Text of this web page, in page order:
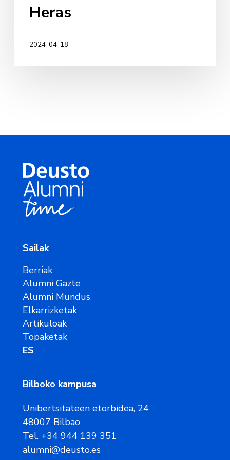
Heras
2024-04-18
Sailak
Berriak
Alumni Gazte
Alumni Mundus
Elkarrizketak
Artikuloak
Topaketak
ES
Bilboko kampusa
Unibertsitateen etorbidea, 24
48007 Bilbao
Tel. +34 944 139 351
alumni@deusto.es